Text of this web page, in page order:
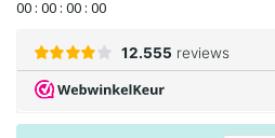
00 : 00 : 00 : 00